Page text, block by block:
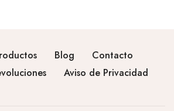
Blog
Contacto
Aviso de Privacidad